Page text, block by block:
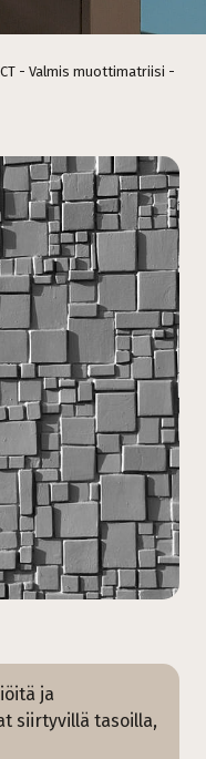
- Valmis muottimatriisi -
ja
siirtyvillä tasoilla,